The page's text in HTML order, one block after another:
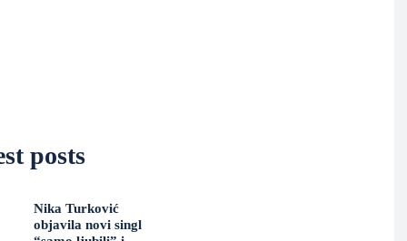
posts
Nika Turković
objavila novi singl